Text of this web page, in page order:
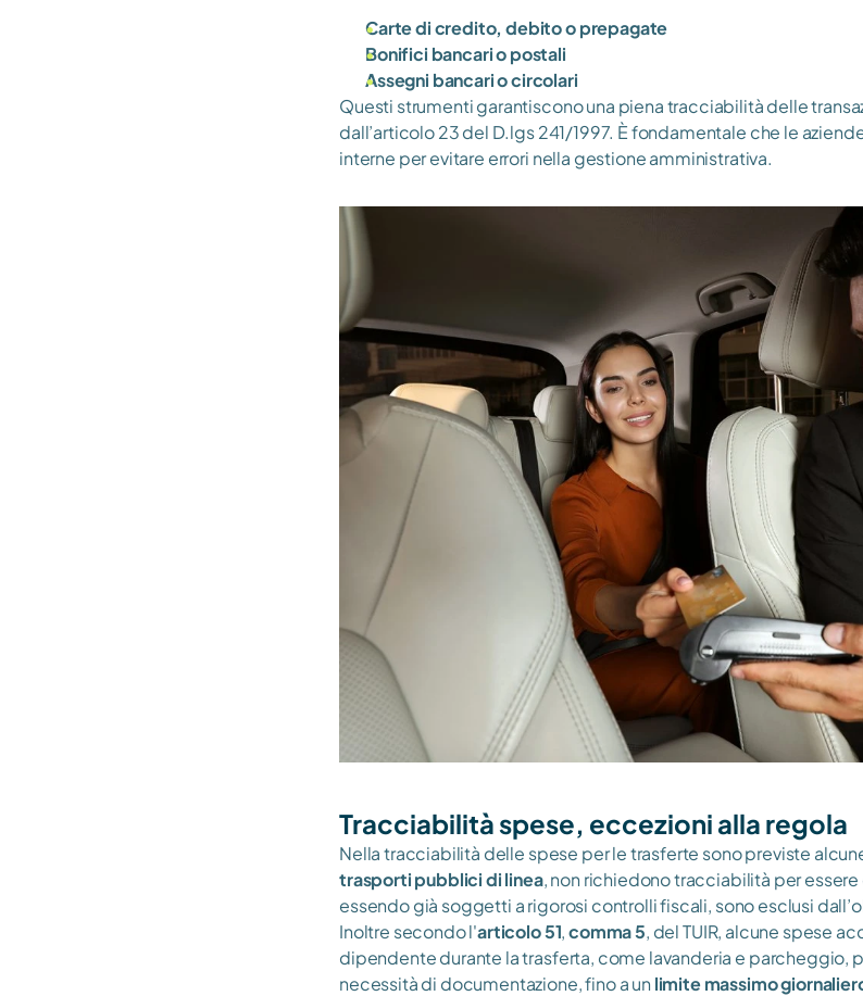
Carte di credito, debito o prepagate
Bonifici bancari o postali
Assegni bancari o circolari
Questi strumenti garantiscono una piena tracciabilità delle
dall’articolo 23 del D.lgs 241/1997. È fondamentale che le
interne per evitare errori nella gestione amministrativa.
Tracciabilità spese, eccezioni alla regola
Nella tracciabilità delle spese per le trasferte sono previste
trasporti pubblici di linea, non richiedono tracciabilità per
essendo già soggetti a rigorosi controlli fiscali, sono esclusi
Inoltre secondo l'articolo 51, comma 5, del TUIR, alcune spese
dipendente durante la trasferta, come lavanderia e parcheggio,
necessità di documentazione, fino a un limite massimo